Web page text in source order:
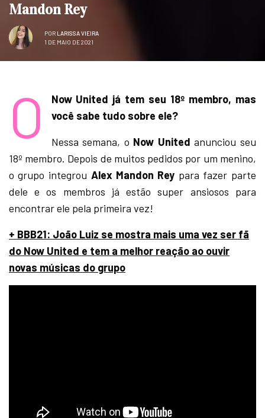
Mandon Rey
POR LARISSA VIEIRA
1 DE MAIO DE 2021
O
Now United já tem seu 18º membro, mas
você sabe tudo sobre ele?
Nessa semana, o Now United anunciou seu
18º membro. Depois de muitos pedidos por um menino,
o grupo integrou Alex Mandon Rey para fazer parte
dele e os membros já estão super ansiosos para
encontrar ele pela primeira vez!
+ BBB21: João Luiz se mostra mais uma vez ser fã
do Now United e tem a melhor reação ao ouvir
novas músicas do grupo